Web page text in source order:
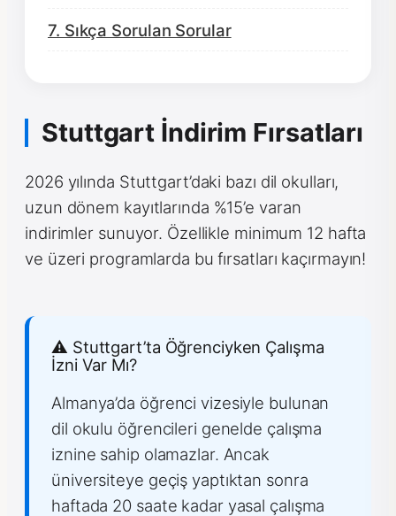
7. Sıkça Sorulan Sorular
Stuttgart İndirim Fırsatları
2026 yılında Stuttgart’daki bazı dil okulları,
uzun dönem kayıtlarında %15’e varan
indirimler sunuyor. Özellikle minimum 12 hafta
ve üzeri programlarda bu fırsatları kaçırmayın!
⚠️ Stuttgart’ta Öğrenciyken Çalışma
İzni Var Mı?
Almanya’da öğrenci vizesiyle bulunan
dil okulu öğrencileri genelde çalışma
iznine sahip olamazlar. Ancak
üniversiteye geçiş yaptıktan sonra
haftada 20 saate kadar yasal çalışma